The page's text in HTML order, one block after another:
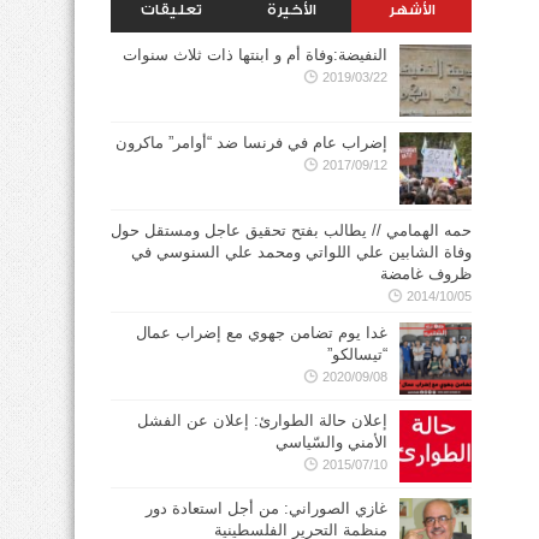
الأشهر الأخيرة تعليقات
النفيضة:وفاة أم و ابنتها ذات ثلاث سنوات
2019/03/22
إضراب عام في فرنسا ضد “أوامر” ماكرون
2017/09/12
حمه الهمامي // يطالب بفتح تحقيق عاجل ومستقل حول
وفاة الشابين علي اللواتي ومحمد علي السنوسي في
ظروف غامضة
2014/10/05
غدا يوم تضامن جهوي مع إضراب عمال
“تيسالكو”
2020/09/08
إعلان حالة الطوارئ: إعلان عن الفشل
الأمني والسّياسي
2015/07/10
غازي الصوراني: من أجل استعادة دور
منظمة التحرير الفلسطينية